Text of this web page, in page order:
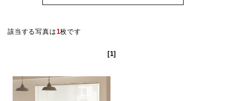
該当する写真は1枚です
[1]